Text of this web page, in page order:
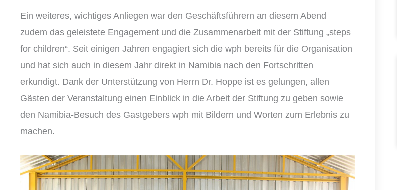
Ein weiteres, wichtiges Anliegen war den Geschäftsführern an diesem Abend
zudem das geleistete Engagement und die Zusammenarbeit mit der Stiftung „steps
for children“. Seit einigen Jahren engagiert sich die wph bereits für die Organisation
und hat sich auch in diesem Jahr direkt in Namibia nach den Fortschritten
erkundigt. Dank der Unterstützung von Herrn Dr. Hoppe ist es gelungen, allen
Gästen der Veranstaltung einen Einblick in die Arbeit der Stiftung zu geben sowie
den Namibia-Besuch des Gastgebers wph mit Bildern und Worten zum Erlebnis zu
machen.